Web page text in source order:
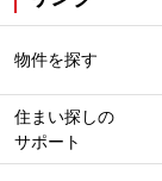
物件を探す
住まい探しの
サポート